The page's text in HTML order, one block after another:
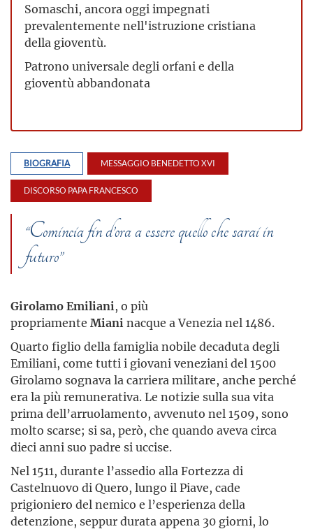
Somaschi, ancora oggi impegnati
prevalentemente nell'istruzione cristiana
della gioventù.
Patrono universale degli orfani e della
gioventù abbandonata
BIOGRAFIA MESSAGGIO BENEDETTO XVI
DISCORSO PAPA FRANCESCO
“Comincia fin d’ora a essere quello che sarai in
futuro”
Girolamo Emiliani, o più
propriamente Miani nacque a Venezia nel 1486.
Quarto figlio della famiglia nobile decaduta degli
Emiliani, come tutti i giovani veneziani del 1500
Girolamo sognava la carriera militare, anche perché
era la più remunerativa. Le notizie sulla sua vita
prima dell’arruolamento, avvenuto nel 1509, sono
molto scarse; si sa, però, che quando aveva circa
dieci anni suo padre si uccise.
Nel 1511, durante l’assedio alla Fortezza di
Castelnuovo di Quero, lungo il Piave, cade
prigioniero del nemico e l’esperienza della
detenzione, seppur durata appena 30 giorni, lo